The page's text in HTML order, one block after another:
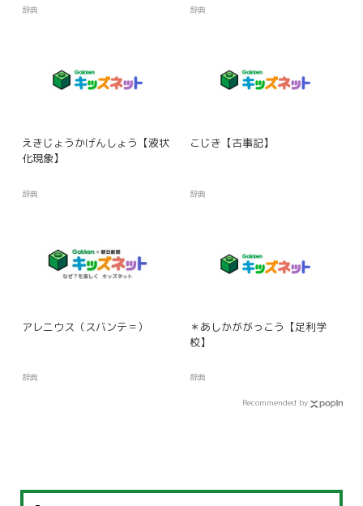
辞典 辞典
えきじょうかげんしょう【液状
化現象】
辞典
こじき【古事記】
辞典
アレニウス（スバンテ＝）
辞典
＊あしかががっこう【足利学
校】
辞典
Recommended by